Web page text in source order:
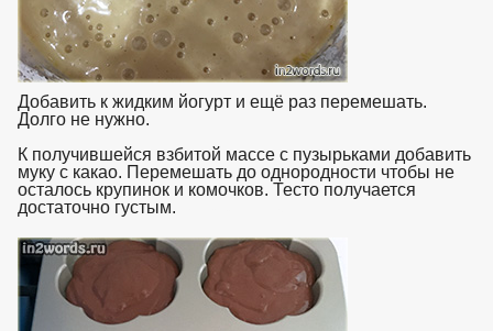
Добавить к жидким йогурт и ещё раз перемешать.
Долго не нужно.
К получившейся взбитой массе с пузырьками добавить
муку с какао. Перемешать до однородности чтобы не
осталось крупинок и комочков. Тесто получается
достаточно густым.